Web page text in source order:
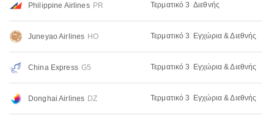
Philippine Airlines PR Τερματικό 3 Διεθνής
Juneyao Airlines HO Τερματικό 3 Εγχώρια & Διεθνής
China Express G5 Τερματικό 3 Εγχώρια & Διεθνής
Donghai Airlines DZ Τερματικό 3 Εγχώρια & Διεθνής